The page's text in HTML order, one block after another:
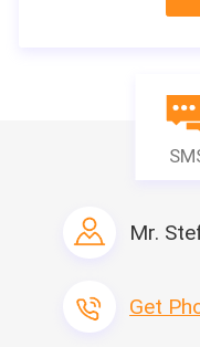
Gruppe, gilt den
3) ist strukturelles
1,2 Materialien
Normalerweise sind
Mr.
Get